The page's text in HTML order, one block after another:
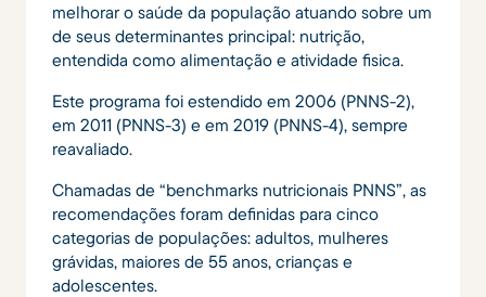
melhorar o saúde da população atuando sobre um
de seus determinantes principal: nutrição,
entendida como alimentação e atividade fisica.
Este programa foi estendido em 2006 (PNNS-2),
em 2011 (PNNS-3) e em 2019 (PNNS-4), sempre
reavaliado.
Chamadas de “benchmarks nutricionais PNNS”, as
recomendações foram definidas para cinco
categorias de populações: adultos, mulheres
grávidas, maiores de 55 anos, crianças e
adolescentes.